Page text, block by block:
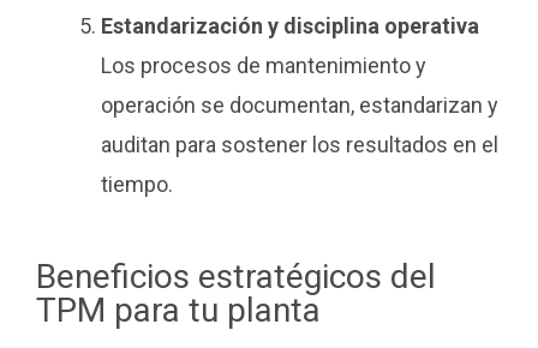
Estandarización y disciplina operativa
Los procesos de mantenimiento y
operación se documentan, estandarizan y
auditan para sostener los resultados en el
tiempo.
Beneficios estratégicos del
TPM para tu planta